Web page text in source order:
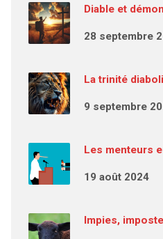
Diable et
28 septembre
La trinité
9 septembre
Les menteurs
19 août 2024
Impies,